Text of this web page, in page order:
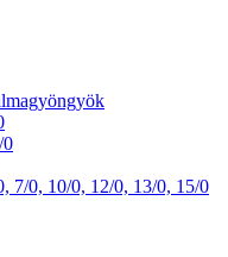
0
7/0, 10/0, 12/0, 13/0, 15/0